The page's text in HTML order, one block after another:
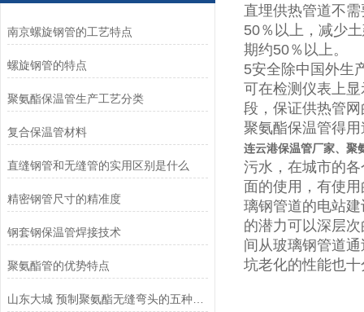
南京螺旋钢管的工艺特点
螺旋钢管的特点
聚氨酯保温管生产工艺分类
复合保温管材料
直缝钢管和无缝管的实用区别是什么
精密钢管尺寸的精准度
钢套钢保温管焊接技术
聚氨酯管的优势特点
直埋供热管道不
50％以上，减少
期约50％以上。
5安全除中国外生
可在检测仪表上
段，保证供热管
聚氨酯保温管得
连云港保温管厂家、聚
污水，在城市的
面的使用，有使
璃钢管道的电站
的潜力可以深层
间从玻璃钢管道
坑老化的性能也